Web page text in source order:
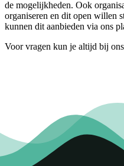
de mogelijkheden. Ook
organiseren en dit open willen
kunnen dit aanbieden via ons
Voor vragen kun je altijd bij